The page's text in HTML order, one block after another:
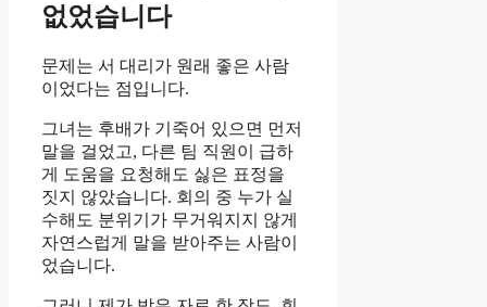
없었습니다
문제는 서 대리가 원래 좋은 사람
이었다는 점입니다.
그녀는 후배가 기죽어 있으면 먼저
말을 걸었고, 다른 팀 직원이 급하
게 도움을 요청해도 싫은 표정을
짓지 않았습니다. 회의 중 누가 실
수해도 분위기가 무거워지지 않게
자연스럽게 말을 받아주는 사람이
었습니다.